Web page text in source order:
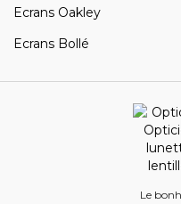
Le
Ecrans Oakley
Ecrans Bollé